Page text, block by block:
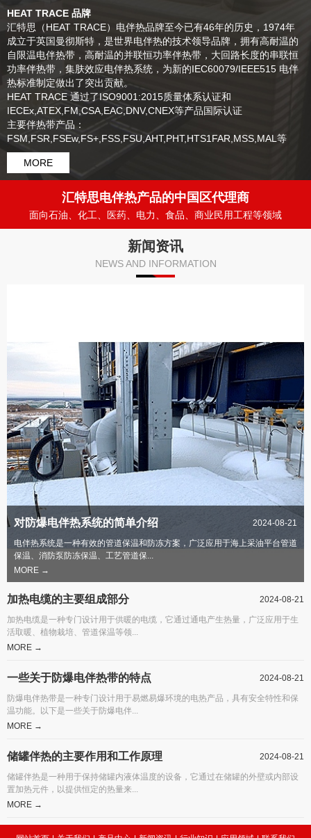
HEAT TRACE 品牌
汇特思（HEAT TRACE）电伴热品牌至今已有46年的历史，1974年
成立于英国曼彻斯特，是世界电伴热的技术领导品牌，拥有高耐温的
自限温电伴热带，高耐温的并联恒功率伴热带，大回路长度的串联恒
功率伴热带，集肤效应电伴热系统，为新的IEC60079/IEEE515 电伴
热标准制定做出了突出贡献。
HEAT TRACE 通过了ISO9001:2015质量体系认证和
IECEx,ATEX,FM,CSA,EAC,DNV,CNEX等产品国际认证
主要伴热带产品：
FSM,FSR,FSEw,FS+,FSS,FSU,AHT,PHT,HTS1FAR,MSS,MAL等
MORE
汇特思电伴热产品的中国区代理商
面向石油、化工、医药、电力、食品、商业民用工程等领域
新闻资讯
NEWS AND INFORMATION
2024-08-21
对防爆电伴热系统的简单介绍
电伴热系统是一种有效的管道保温和防冻方案，广泛应用于海上采油平台管道
保温、消防泵防冻保温、工艺管道保...
MORE →
2024-08-21
加热电缆的主要组成部分
加热电缆是一种专门设计用于供暖的电缆，它通过通电产生热量，广泛应用于生
活取暖、植物栽培、管道保温等领...
MORE →
2024-08-21
一些关于防爆电伴热带的特点
防爆电伴热带是一种专门设计用于易燃易爆环境的电热产品，具有安全特性和保
温功能。以下是一些关于防爆电伴...
MORE →
2024-08-21
储罐伴热的主要作用和工作原理
储罐伴热是一种用于保持储罐内液体温度的设备，它通过在储罐的外壁或内部设
置加热元件，以提供恒定的热量来...
MORE →